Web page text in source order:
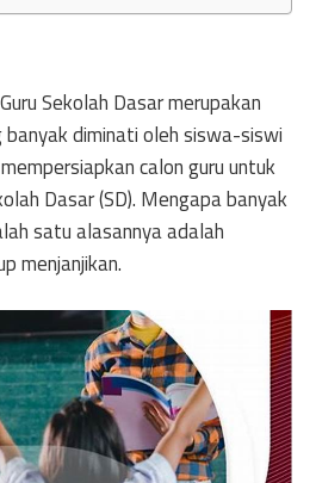
Sekolah Dasar merupakan
diminati oleh siswa-siswi
calon guru untuk
Dasar (SD). Mengapa banyak
satu alasannya adalah
menjanjikan.